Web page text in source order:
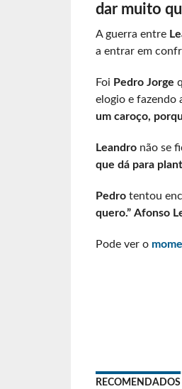
dar muito
A guerra entre
a entrar em
Foi Pedro Jorge
elogio e fazendo
um caroço,
Leandronão se
que dá para
Pedrotentou
quero.” Afonso
Pode ver o
RECOMENDADOS